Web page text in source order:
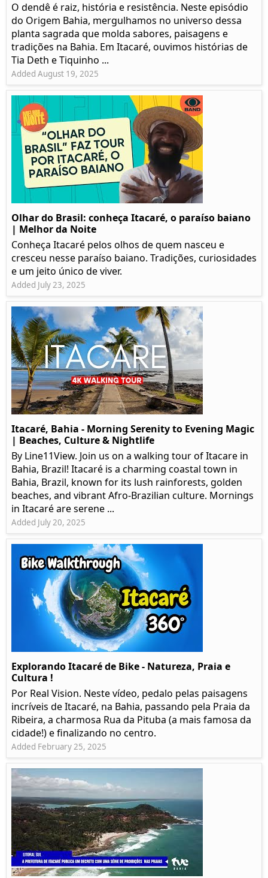
O dendê é raiz, história e resistência. Neste episódio
do Origem Bahia, mergulhamos no universo dessa
planta sagrada que molda sabores, paisagens e
tradições na Bahia. Em Itacaré, ouvimos histórias de
Tia Deth e Tiquinho ...
Added August 19, 2025
Olhar do Brasil: conheça Itacaré, o paraíso baiano
| Melhor da Noite
Conheça Itacaré pelos olhos de quem nasceu e
cresceu nesse paraíso baiano. Tradições, curiosidades
e um jeito único de viver.
Added July 23, 2025
Itacaré, Bahia - Morning Serenity to Evening Magic
| Beaches, Culture & Nightlife
By Line11View. Join us on a walking tour of Itacare in
Bahia, Brazil! Itacaré is a charming coastal town in
Bahia, Brazil, known for its lush rainforests, golden
beaches, and vibrant Afro-Brazilian culture. Mornings
in Itacaré are serene ...
Added July 20, 2025
Explorando Itacaré de Bike - Natureza, Praia e
Cultura !
Por Real Vision. Neste vídeo, pedalo pelas paisagens
incríveis de Itacaré, na Bahia, passando pela Praia da
Ribeira, a charmosa Rua da Pituba (a mais famosa da
cidade!) e finalizando no centro.
Added February 25, 2025